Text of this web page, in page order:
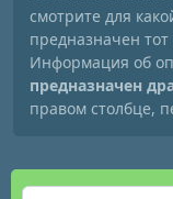
смотрите для
предназначен
Информация об
предназначен
правом столбце,